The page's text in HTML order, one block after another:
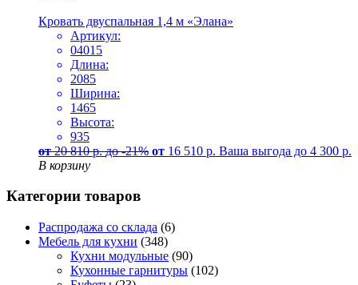
Кровать двуспальная 1,4 м «Элана»
Артикул:
04015
Длина:
2085
Ширина:
1465
Высота:
935
от 20 810р. до -21% от 16 510 р. Ваша выгода до 4 300 р.
В корзину
Категории товаров
Распродажа со склада (6)
Мебель для кухни (348)
Кухни модульные (90)
Кухонные гарнитуры (102)